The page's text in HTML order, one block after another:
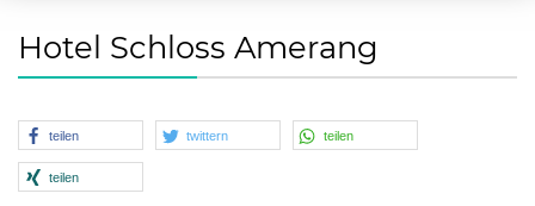
Hotel Schloss Amerang
teilen twittern teilen
teilen